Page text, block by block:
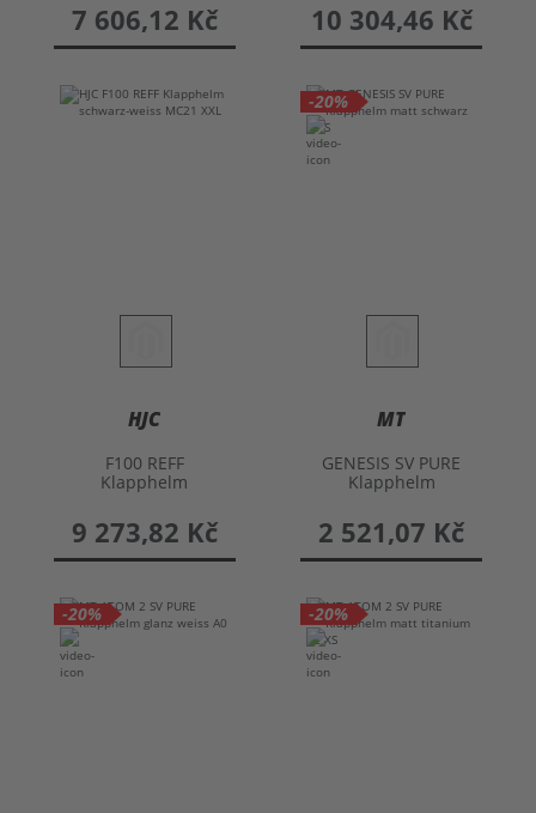
7 606,12 Kč 10 304,46 Kč
HJC
F100 REFF
Klapphelm
9 273,82 Kč
-20%
MT
GENESIS SV PURE
Klapphelm
2 521,07 Kč
-20% -20%